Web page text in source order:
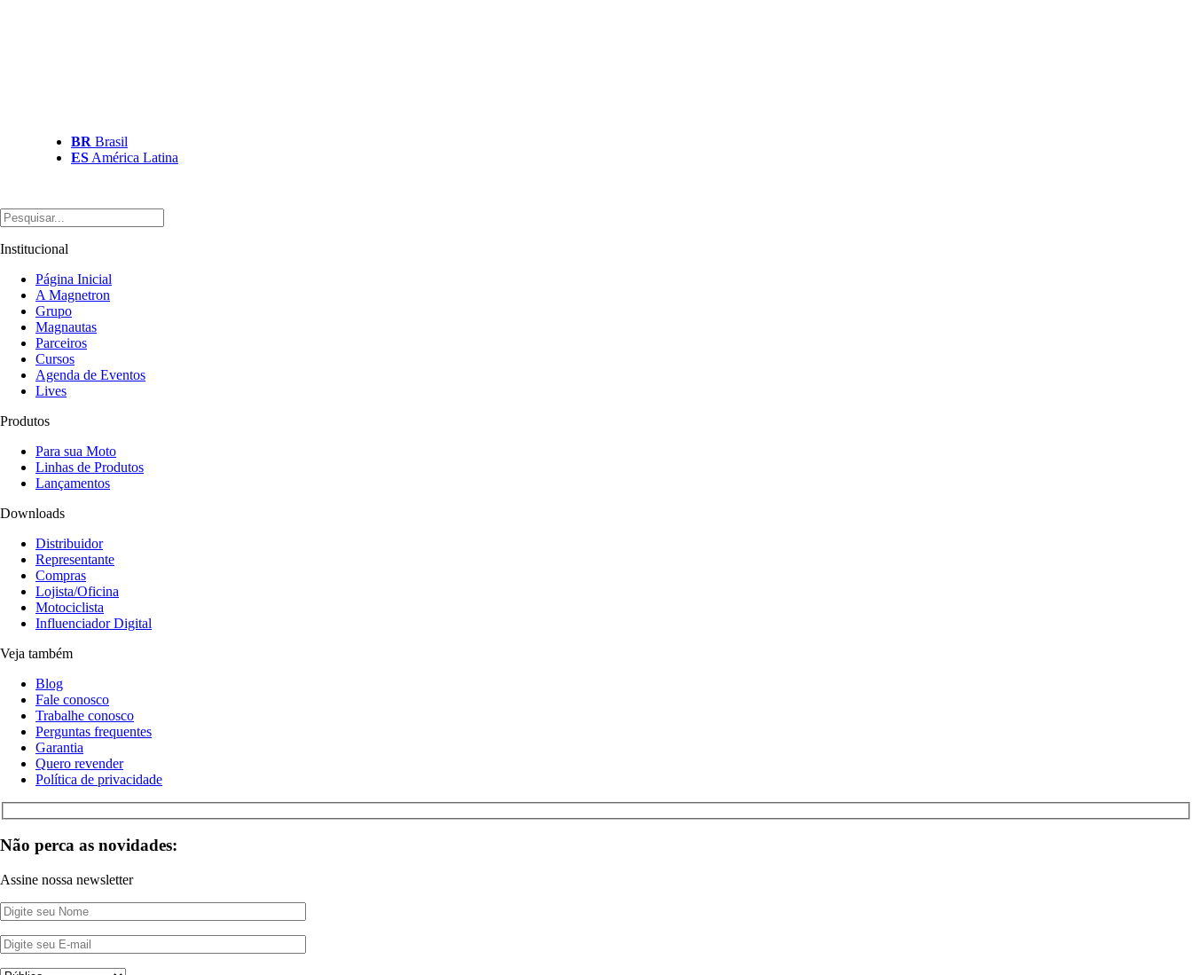
BR Brasil
ES América Latina
Institucional
Página Inicial
A Magnetron
Grupo
Magnautas
Parceiros
Cursos
Agenda de Eventos
Lives
Produtos
Para sua Moto
Linhas de Produtos
Lançamentos
Downloads
Distribuidor
Representante
Compras
Lojista/Oficina
Motociclista
Influenciador Digital
Veja também
Blog
Fale conosco
Trabalhe conosco
Perguntas frequentes
Garantia
Quero revender
Política de privacidade
Não perca as novidades:
Assine nossa newsletter